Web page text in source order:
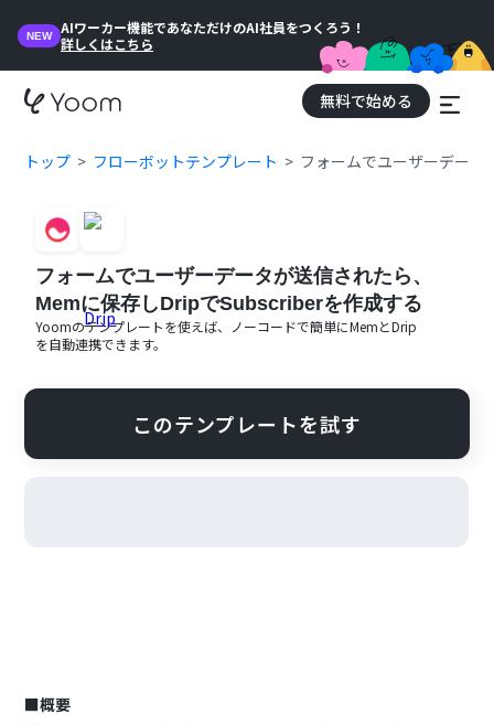
NEW
AIワーカー機能であなただけのAI社員をつくろう！
詳しくはこちら
無料で始める
トップ フローボットテンプレート フォームでユーザーデー
フォームでユーザーデータが送信されたら、
Memに保存しDripでSubscriberを作成する
Yoomのテンプレートを使えば、ノーコードで簡単にMemとDrip
を自動連携できます。
このテンプレートを試す
■概要